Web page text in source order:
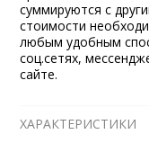
суммируются с
стоимости
любым удобным
соц.сетях,
сайте.
ХАРАКТЕРИСТИКИ